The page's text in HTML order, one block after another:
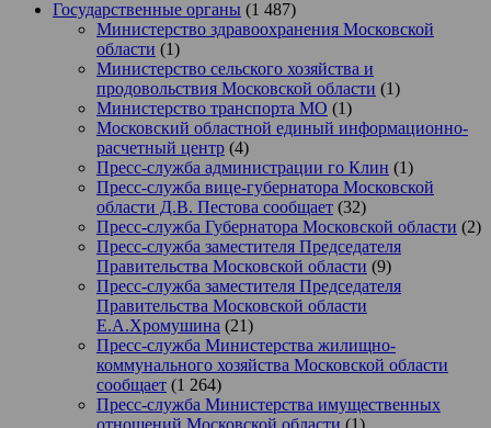
Государственные органы (1 487)
Министерство здравоохранения Московской
области (1)
Министерство сельского хозяйства и
продовольствия Московской области (1)
Министерство транспорта МО (1)
Московский областной единый информационно-
расчетный центр (4)
Пресс-служба администрации го Клин (1)
Пресс-служба вице-губернатора Московской
области Д.В. Пестова сообщает (32)
Пресс-служба Губернатора Московской области (2)
Пресс-служба заместителя Председателя
Правительства Московской области (9)
Пресс-служба заместителя Председателя
Правительства Московской области
Е.А.Хромушина (21)
Пресс-служба Министерства жилищно-
коммунального хозяйства Московской области
сообщает (1 264)
Пресс-служба Министерства имущественных
отношений Московской области (1)